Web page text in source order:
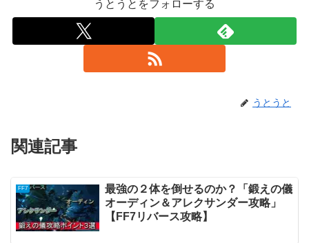
うとうとをフォローする
うとうと
関連記事
FF7
最強の２体を倒せるのか？「鍛えの儀
オーディン＆アレクサンダー攻略」
【FF7リバース攻略】